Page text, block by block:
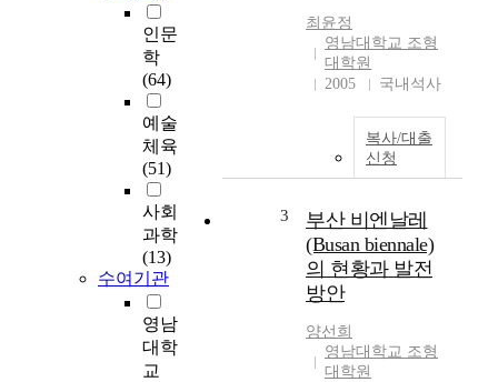
인문
학
(64)
예술
체육
(51)
사회
과학
(13)
수여기관
영남
대학
교
최윤정
영남대학교 조형
대학원
2005
국내석사
복사/대출
신청
3
부산 비엔날레
(Busan biennale)
의 현황과 발전
방안
양선희
영남대학교 조형
대학원